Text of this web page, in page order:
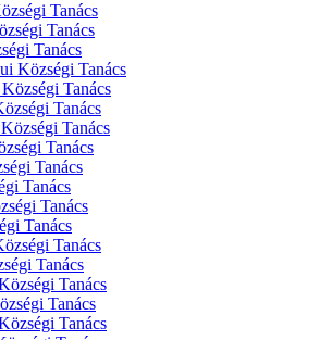
Tanács
Tanács
Tanács
Községi Tanács
Tanács
Tanács
Tanács
Tanács
Tanács
Tanács
Tanács
Tanács
Tanács
Tanács
Tanács
Tanács
Tanács